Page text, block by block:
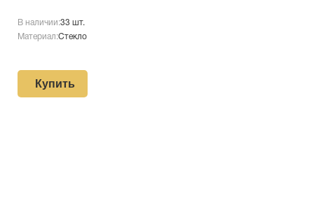
В наличии:33 шт.
Материал:Стекло
Купить